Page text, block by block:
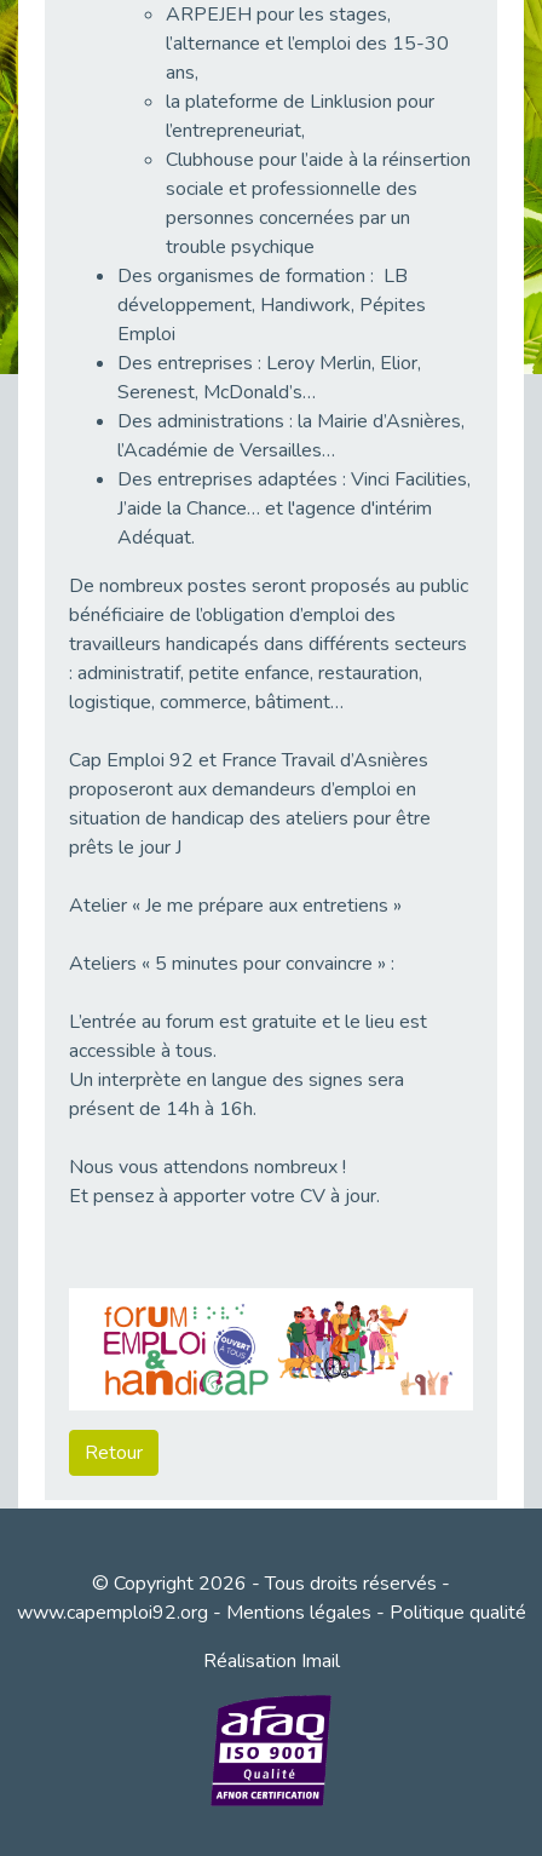
Optimiser son CV lorsqu’on est en situation de handicap
Publié le 29/04/2026
28 avril : Agir ensemble pour une culture de prévention au travail
Publié le 27/04/2026
Mobilisation pour l’alternance et le handicap
Publié le 24/04/2026
Handicap moteur et emploi : réussir ses recrutements vidéo
Publié le 23/04/2026
Témoignage : "Le maintien en emploi est un investissement, pas une contrainte."
Publié le 22/04/2026
L’équipe de Cap Emploi 92 s’agrandit : Bienvenue à Charmila, Khoudia et Fadila !
Publié le 20/04/2026
[RETOUR SUR] Une session de recrutement inclusive réussie à Asnières !
Publié le 20/04/2026
Emploi et Handicap : Une alliance de style entre Cap Emploi 92 et La Cravate Solidaire
Publié le 20/04/2026
Publié le 13/04/2026
Publié le 13/04/2026
Journée mondiale de la maladie de Parkinson : Mieux comprendre pour mieux accompagner
Publié le 11/04/2026
L’alternance pour tous : Cap Emploi 92 et Seine Ouest Entreprise et Emploi mobilisés à Boulogne-Billancourt
Publié le 11/04/2026
Transition Écologique : Les Cap Emploi 75,92 et 93 s’engagent pour un Numérique Responsable
Publié le 11/04/2026
Publié le 11/04/2026
Publié le 07/04/2026
Handicap psychique au travail : et si nous changions de regard - vidéo
Avril, mois de l’accompagnement dans l’emploi avec Cap emploi.
Publié le 01/04/2026
Publié le 31/03/2026
Besoin d’un appui ponctuel expertise handicap ?
Publié le 30/03/2026
Sport2Job Clichy : une édition altoséquanaise avec Cap Emploi 92.
Publié le 30/03/2026
Déclarer son handicap à son employeur : un levier professionnel ?
Publié le 23/03/2026
ARPEJEH pour les stages,
l’alternance et l’emploi des 15-30
ans,
la plateforme de Linklusion pour
l’entrepreneuriat,
Clubhouse pour l’aide à la réinsertion
sociale et professionnelle des
personnes concernées par un
trouble psychique
Des organismes de formation : LB
développement, Handiwork, Pépites
Emploi
Des entreprises : Leroy Merlin, Elior,
Serenest, McDonald’s…
Des administrations : la Mairie d’Asnières,
l’Académie de Versailles…
Des entreprises adaptées : Vinci Facilities,
J’aide la Chance… et l'agence d'intérim
Adéquat.
De nombreux postes seront proposés au public
bénéficiaire de l’obligation d’emploi des
travailleurs handicapés dans différents secteurs
: administratif, petite enfance, restauration,
logistique, commerce, bâtiment…
Cap Emploi 92 et France Travail d’Asnières
proposeront aux demandeurs d’emploi en
situation de handicap des ateliers pour être
prêts le jour J
Atelier « Je me prépare aux entretiens »
Ateliers « 5 minutes pour convaincre » :
L’entrée au forum est gratuite et le lieu est
accessible à tous.
Un interprète en langue des signes sera
présent de 14h à 16h.
Nous vous attendons nombreux !
Et pensez à apporter votre CV à jour.
Retour
© Copyright 2026 - Tous droits réservés -
www.capemploi92.org - Mentions légales - Politique qualité
Réalisation Imail